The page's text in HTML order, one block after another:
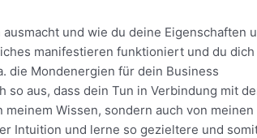
und wie du deine Eigenschaften
manifestieren funktioniert und du
die Mondenergien für dein Business
so aus, dass dein Tun in Verbindung mit
Wissen, sondern auch von
Intuition und lerne so gezieltere und